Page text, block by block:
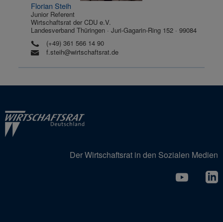
Florian Steih
Junior Referent
Wirtschaftsrat der CDU e.V.
Landesverband Thüringen · Juri-Gagarin-Ring 152 · 99084
(+49) 361 566 14 90
f.steih@wirtschaftsrat.de
Der Wirtschaftsrat in den Sozialen Medien